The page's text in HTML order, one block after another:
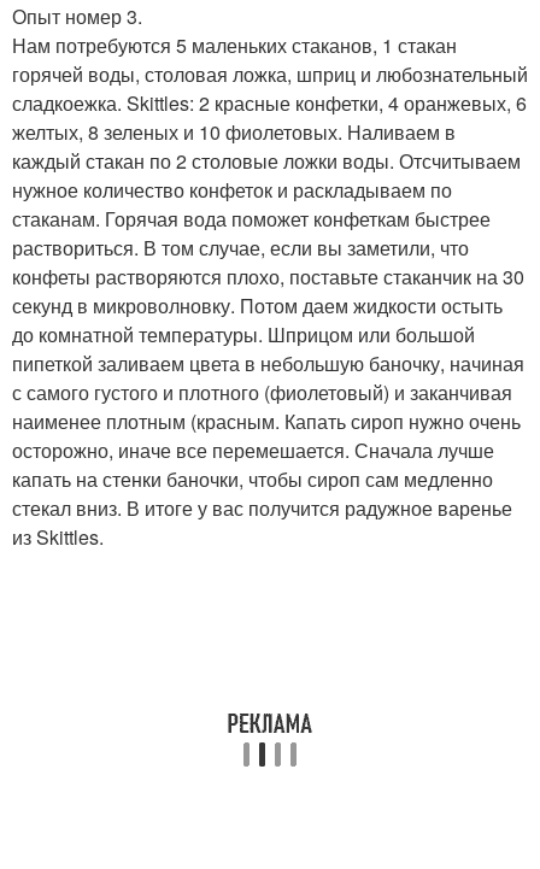
Опыт номер 3.
Нам потребуются 5 маленьких стаканов, 1 стакан
горячей воды, столовая ложка, шприц и любознательный
сладкоежка. Skittles: 2 красные конфетки, 4 оранжевых, 6
желтых, 8 зеленых и 10 фиолетовых. Наливаем в
каждый стакан по 2 столовые ложки воды. Отсчитываем
нужное количество конфеток и раскладываем по
стаканам. Горячая вода поможет конфеткам быстрее
раствориться. В том случае, если вы заметили, что
конфеты растворяются плохо, поставьте стаканчик на 30
секунд в микроволновку. Потом даем жидкости остыть
до комнатной температуры. Шприцом или большой
пипеткой заливаем цвета в небольшую баночку, начиная
с самого густого и плотного (фиолетовый) и заканчивая
наименее плотным (красным. Капать сироп нужно очень
осторожно, иначе все перемешается. Сначала лучше
капать на стенки баночки, чтобы сироп сам медленно
стекал вниз. В итоге у вас получится радужное варенье
из Skittles.